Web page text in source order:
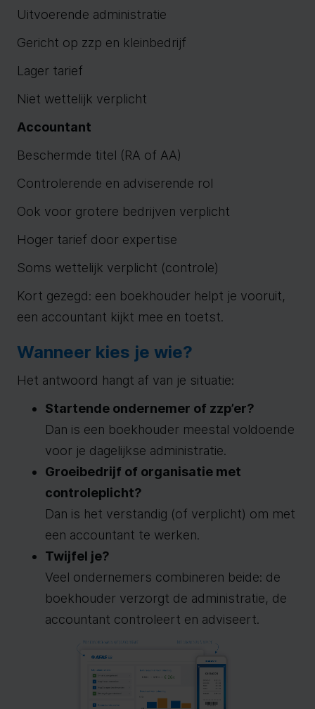
Uitvoerende administratie
Gericht op zzp en kleinbedrijf
Lager tarief
Niet wettelijk verplicht
Accountant
Beschermde titel (RA of AA)
Controlerende en adviserende rol
Ook voor grotere bedrijven verplicht
Hoger tarief door expertise
Soms wettelijk verplicht (controle)
Kort gezegd: een boekhouder helpt je vooruit,
een accountant kijkt mee en toetst.
Wanneer kies je wie?
Het antwoord hangt af van je situatie:
Startende ondernemer of zzp’er?
Dan is een boekhouder meestal voldoende
voor je dagelijkse administratie.
Groeibedrijf of organisatie met
controleplicht?
Dan is het verstandig (of verplicht) om met
een accountant te werken.
Twijfel je?
Veel ondernemers combineren beide: de
boekhouder verzorgt de administratie, de
accountant controleert en adviseert.